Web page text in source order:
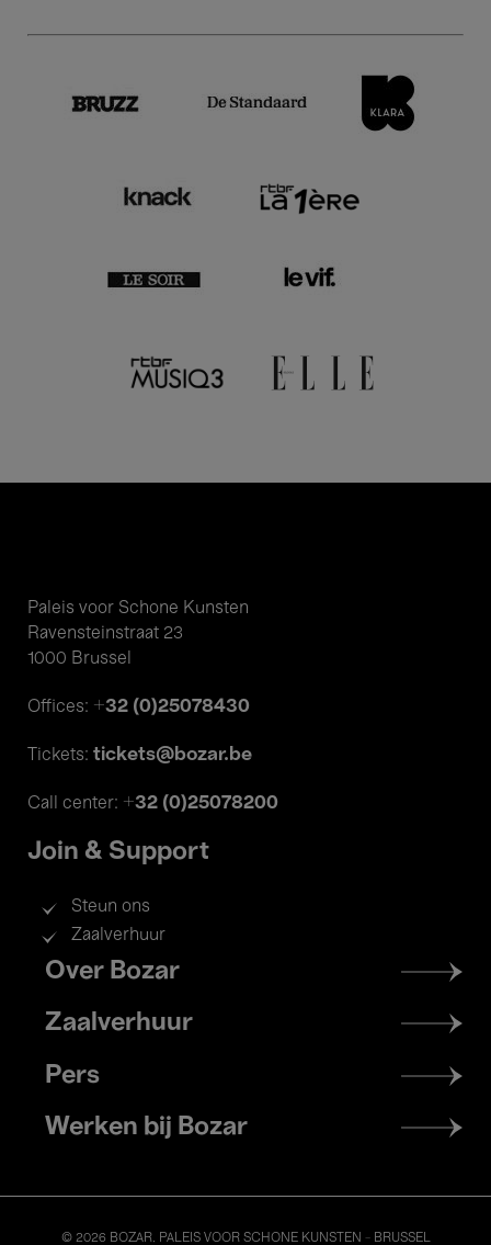
Paleis voor Schone Kunsten
Ravensteinstraat 23
1000 Brussel
Offices: +32 (0)25078430
Tickets: tickets@bozar.be
Call center: +32 (0)25078200
Join & Support
Steun ons
Zaalverhuur
Footer
menu
Over Bozar
Zaalverhuur
Pers
Werken bij Bozar
© 2026 BOZAR. PALEIS VOOR SCHONE KUNSTEN - BRUSSEL